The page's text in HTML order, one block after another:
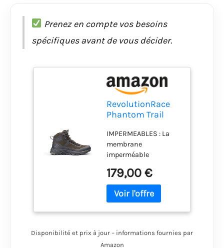
Prenez en compte vos besoins
spécifiques avant de vous décider.
RevolutionRace
Phantom Trail
Hiking Boots pour
Homme,
Chaussures de
Randonnée
Imperméables
pour Toutes les
Activités de Plein
Air, Dark Olive, 42
IMPERMEABLES : La
membrane
imperméable
chaussures de
randonnée pour
hommes à la fois
179,00 €
Disponibilité et prix à jour – informations fournies par
Amazon